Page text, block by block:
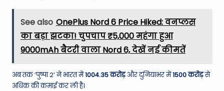
See also OnePlus Nord 6 Price Hiked: वनप्लस
का बड़ा झटका! चुपचाप ₹5,000 महंगा हुआ
9000mAh बैटरी वाला Nord 6, देखें नई कीमतें
अब तक ‘पुष्पा 2’ ने भारत में1004.35 करोड़और दुनियाभर में1500 करोड़से
अधिक की कमाई कर ली है।